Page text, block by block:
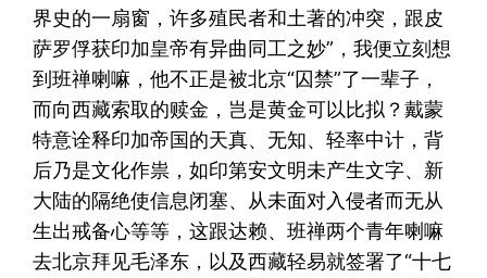
界史的一扇窗，许多殖民者和土著的冲突，跟皮
萨罗俘获印加皇帝有异曲同工之妙”，我便立刻想
到班禅喇嘛，他不正是被北京“囚禁”了一辈子，
而向西藏索取的赎金，岂是黄金可以比拟？戴蒙
特意诠释印加帝国的天真、无知、轻率中计，背
后乃是文化作祟，如印第安文明未产生文字、新
大陆的隔绝使信息闭塞、从未面对入侵者而无从
生出戒备心等等，这跟达赖、班禅两个青年喇嘛
去北京拜见毛泽东，以及西藏轻易就签署了“十七